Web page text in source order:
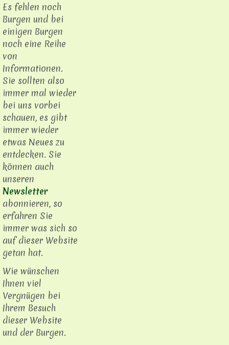
Es fehlen noch
Burgen und bei
einigen Burgen
noch eine Reihe
von
Informationen.
Sie sollten also
immer mal wieder
bei uns vorbei
schauen, es gibt
immer wieder
etwas Neues zu
entdecken. Sie
können auch
unseren
Newsletter
abonnieren, so
erfahren Sie
immer was sich so
auf dieser Website
getan hat.
Wie wünschen
Ihnen viel
Vergnügen bei
Ihrem Besuch
dieser Website
und der Burgen.